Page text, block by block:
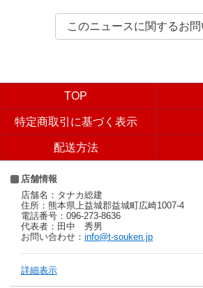
TOP
特定商取引に基づく表示
配送方法
店舗情報
店舗名：タナカ総建
住所：熊本県上益城郡益城町広崎1007-4
電話番号：096-273-8636
代表者：田中 秀男
お問い合わせ： info@t-souken.jp
詳細表示